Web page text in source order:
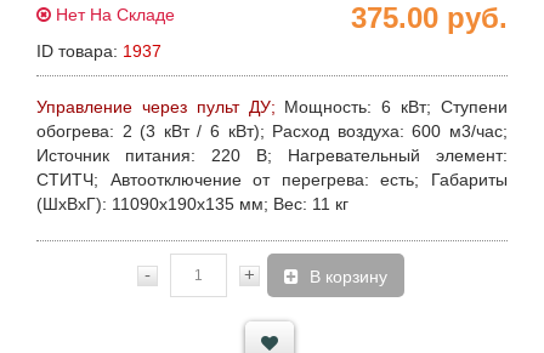
Нет На Складе
ID товара: 1937
375.00 руб.
Управление через пульт ДУ; Мощность: 6 кВт;Ступени
обогрева: 2 (3 кВт / 6 кВт); Расход воздуха: 600 м3/час;
Источник питания: 220 В; Нагревательный элемент:
СТИТЧ; Автоотключение от перегрева: есть; Габариты
(ШхВxГ): 11090х190х135 мм; Вес: 11 кг
- + В корзину